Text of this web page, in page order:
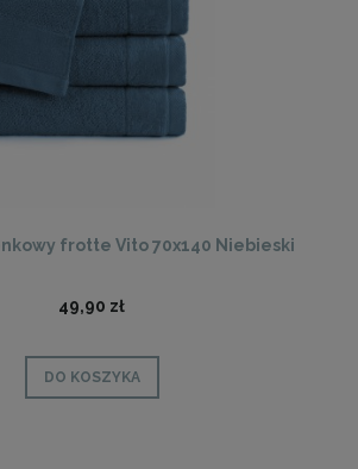
frotte Vito 70x140 Niebieski
49,90 zł
DO KOSZYKA